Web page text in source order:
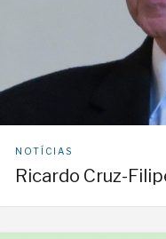
NOTÍCIAS
Ricardo Cruz-